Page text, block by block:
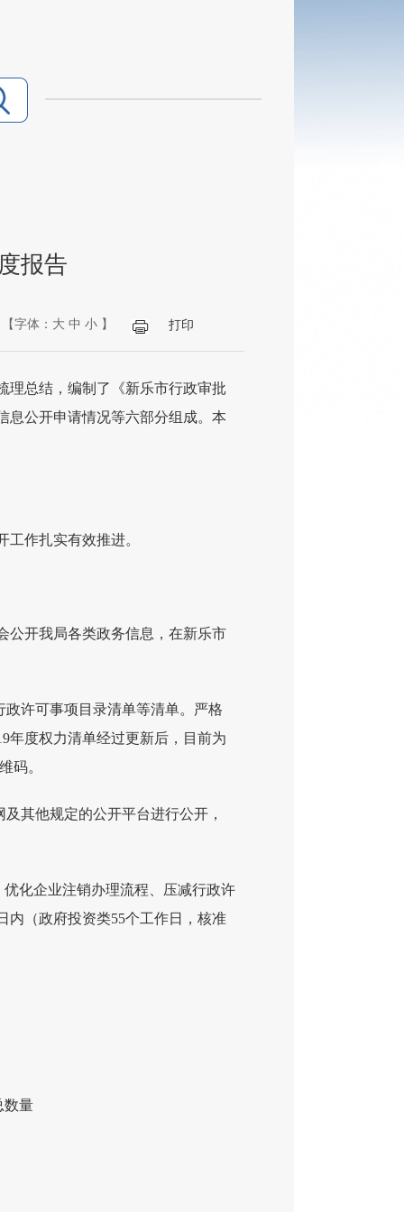
报告
【字体： 大 中 小 】 打印
理总结，编制了《新乐市行政审批
息公开申请情况等六部分组成。本
作扎实有效推进。
公开我局各类政务信息，在新乐市
许可事项目录清单等清单。严格
年度权力清单经过更新后，目前为
码。
其他规定的公开平台进行公开，
化企业注销办理流程、压减行政许
内（政府投资类55个工作日，核准
数量